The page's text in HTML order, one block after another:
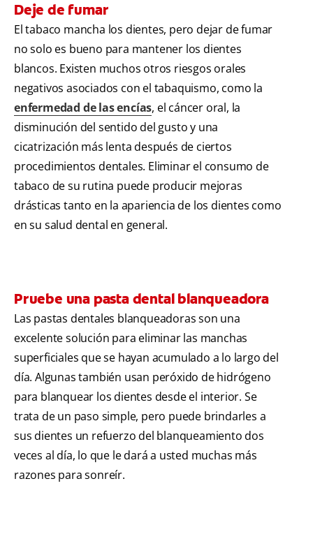
Deje de fumar
El tabaco mancha los dientes, pero dejar de fumar
no solo es bueno para mantener los dientes
blancos. Existen muchos otros riesgos orales
negativos asociados con el tabaquismo, como la
enfermedad de las encías, el cáncer oral, la
disminución del sentido del gusto y una
cicatrización más lenta después de ciertos
procedimientos dentales. Eliminar el consumo de
tabaco de su rutina puede producir mejoras
drásticas tanto en la apariencia de los dientes como
en su salud dental en general.
Pruebe una pasta dental blanqueadora
Las pastas dentales blanqueadoras son una
excelente solución para eliminar las manchas
superficiales que se hayan acumulado a lo largo del
día. Algunas también usan peróxido de hidrógeno
para blanquear los dientes desde el interior. Se
trata de un paso simple, pero puede brindarles a
sus dientes un refuerzo del blanqueamiento dos
veces al día, lo que le dará a usted muchas más
razones para sonreír.